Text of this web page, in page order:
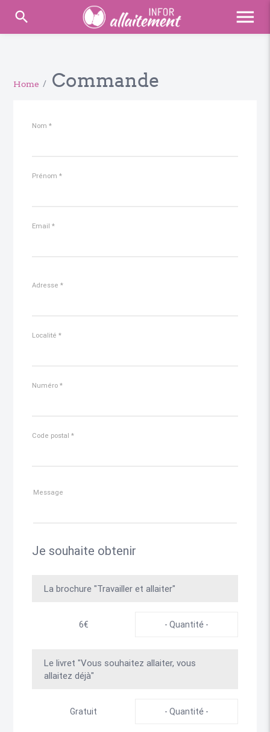
search menu
Home / Commande
Nom*
Prénom*
Email*
Adresse*
Localité*
Numéro*
Code postal*
Message
Je souhaite obtenir
La brochure "Travailler et allaiter"
6€
Le livret "Vous souhaitez allaiter, vous
allaitez déjà"
Gratuit